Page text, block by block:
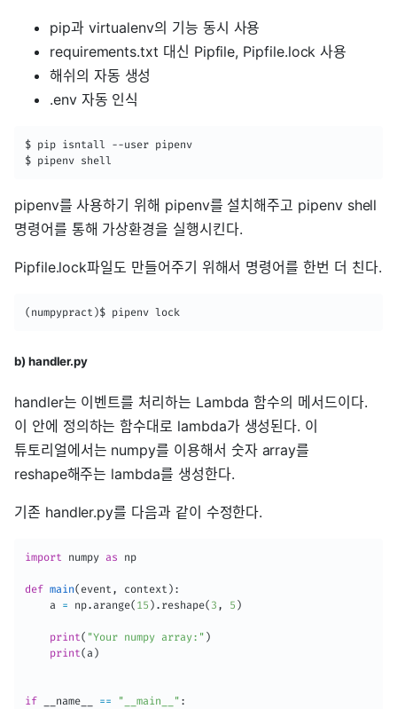
pip과 virtualenv의 기능 동시 사용
requirements.txt 대신 Pipfile, Pipfile.lock 사용
해쉬의 자동 생성
.env 자동 인식
$ pip isntall --user pipenv
$ pipenv shell
pipenv를 사용하기 위해 pipenv를 설치해주고 pipenv shell
명령어를 통해 가상환경을 실행시킨다.
Pipfile.lock파일도 만들어주기 위해서 명령어를 한번 더 친다.
(numpypract)$ pipenv lock
b) handler.py
handler는 이벤트를 처리하는 Lambda 함수의 메서드이다.
이 안에 정의하는 함수대로 lambda가 생성된다. 이
튜토리얼에서는 numpy를 이용해서 숫자 array를
reshape해주는 lambda를 생성한다.
기존 handler.py를 다음과 같이 수정한다.
import numpy as np
def main( event , context ) :
    a
= np.arange( 15 ) . reshape( 3 , 5 )
print( "Your numpy array:" )
print(a )
if __name__ == "__main__" :